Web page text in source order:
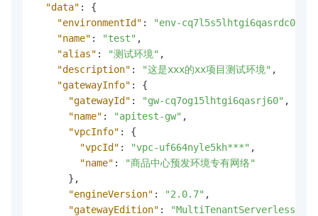
"data" :
{
"environmentId" : "env-cq7l5s5lhtgi6qasrdc0\n"
"name" : "test" ,
"alias" : "测试环境" ,
"description" : "这是xxx的xx项目测试环境" ,
"gatewayInfo" :
{
"gatewayId" : "gw-cq7og15lhtgi6qasrj60" ,
"name" : "apitest-gw" ,
"vpcInfo" :
{
"vpcId" : "vpc-uf664nyle5kh***" ,
"name" :
"商品中心预发环境专有网络"
} ,
"engineVersion" : "2.0.7" ,
"gatewayEdition" :
"MultiTenantServerless"